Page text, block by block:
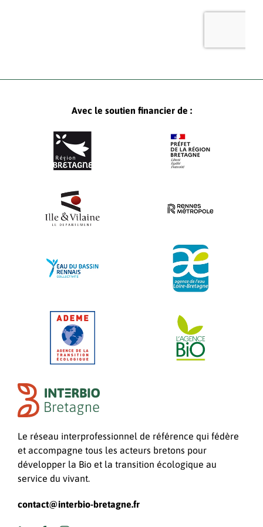
Avec le soutien financier de :
Le réseau interprofessionnel de référence qui fédère
et accompagne tous les acteurs bretons pour
développer la Bio et la transition écologique au
service du vivant.
contact@interbio-bretagne.fr